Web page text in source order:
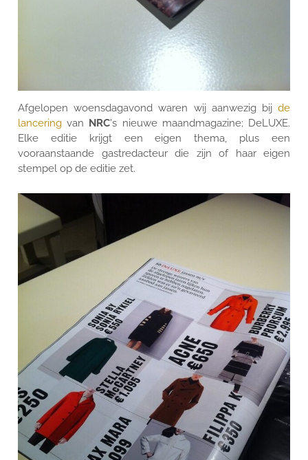
Afgelopen woensdagavond waren wij aanwezig bij de
lancering van NRC's nieuwe maandmagazine; DeLUXE.
Elke editie krijgt een eigen thema, plus een
vooraanstaande gastredacteur die zijn of haar eigen
stempel op de editie zet.